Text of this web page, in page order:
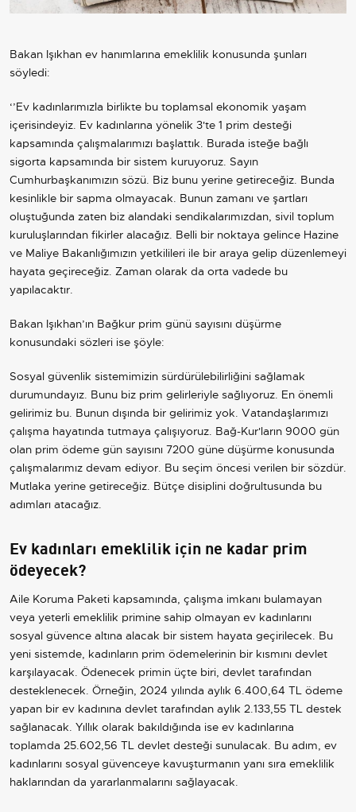
Bakan Işıkhan ev hanımlarına emeklilik konusunda şunları
söyledi:
‘’Ev kadınlarımızla birlikte bu toplamsal ekonomik yaşam
içerisindeyiz. Ev kadınlarına yönelik 3'te 1 prim desteği
kapsamında çalışmalarımızı başlattık. Burada isteğe bağlı
sigorta kapsamında bir sistem kuruyoruz. Sayın
Cumhurbaşkanımızın sözü. Biz bunu yerine getireceğiz. Bunda
kesinlikle bir sapma olmayacak. Bunun zamanı ve şartları
oluştuğunda zaten biz alandaki sendikalarımızdan, sivil toplum
kuruluşlarından fikirler alacağız. Belli bir noktaya gelince Hazine
ve Maliye Bakanlığımızın yetkilileri ile bir araya gelip düzenlemeyi
hayata geçireceğiz. Zaman olarak da orta vadede bu
yapılacaktır.
Bakan Işıkhan’ın Bağkur prim günü sayısını düşürme
konusundaki sözleri ise şöyle:
Sosyal güvenlik sistemimizin sürdürülebilirliğini sağlamak
durumundayız. Bunu biz prim gelirleriyle sağlıyoruz. En önemli
gelirimiz bu. Bunun dışında bir gelirimiz yok. Vatandaşlarımızı
çalışma hayatında tutmaya çalışıyoruz. Bağ-Kur'ların 9000 gün
olan prim ödeme gün sayısını 7200 güne düşürme konusunda
çalışmalarımız devam ediyor. Bu seçim öncesi verilen bir sözdür.
Mutlaka yerine getireceğiz. Bütçe disiplini doğrultusunda bu
adımları atacağız.
Ev kadınları emeklilik için ne kadar prim
ödeyecek?
Aile Koruma Paketi kapsamında, çalışma imkanı bulamayan
veya yeterli emeklilik primine sahip olmayan ev kadınlarını
sosyal güvence altına alacak bir sistem hayata geçirilecek. Bu
yeni sistemde, kadınların prim ödemelerinin bir kısmını devlet
karşılayacak. Ödenecek primin üçte biri, devlet tarafından
desteklenecek. Örneğin, 2024 yılında aylık 6.400,64 TL ödeme
yapan bir ev kadınına devlet tarafından aylık 2.133,55 TL destek
sağlanacak. Yıllık olarak bakıldığında ise ev kadınlarına
toplamda 25.602,56 TL devlet desteği sunulacak. Bu adım, ev
kadınlarını sosyal güvenceye kavuşturmanın yanı sıra emeklilik
haklarından da yararlanmalarını sağlayacak.